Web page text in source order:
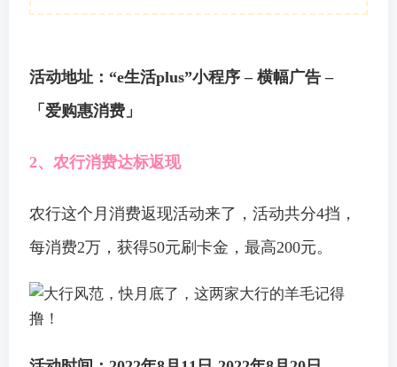
取日起30天内有效。立减金限一次使用完
毕，不可叠加使用、不开发票、不设找
重新领取，不予补发。
4.系统判定持卡人消费金额达标需要3-7个
自然日。符合当月活动条件的持卡人，最
达标立减金至微信卡包。逾期未领取无法
活动地址：“e生活plus”小程序 – 横幅广告 –
「爱购惠消费」
2、农行消费达标返现
农行这个月消费返现活动来了，活动共分4挡，
每消费2万，获得50元刷卡金，最高200元。